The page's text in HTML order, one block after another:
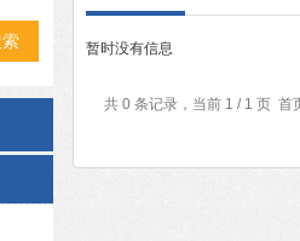
暂时没有信息
共 0 条记录，当前 1 / 1 页